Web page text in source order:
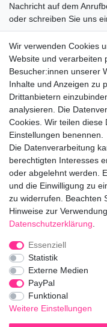
Nachricht auf dem
oder schreiben Sie uns
Montag bis Freitag
IHRE E-MAIL ADRESSE
Impressum
Widerrufs­recht
Wir verwenden Cookies
Website und verarbeiten
Besucher:innen unserer
Inhalte und Anzeigen zu
Drittanbietern
analysieren. Die
Cookies. Wir teilen diese
Einstellungen benennen.
Die Datenverarbeitung
berechtigten Interesses
oder abgelehnt werden.
und die Einwilligung zu
zu widerrufen. Beachten
Hinweise zur
Daten­schutz­erklärung
Essenziell
Statistik
Externe Medien
PayPal
Funktional
Weitere Einstellungen
Folge uns!